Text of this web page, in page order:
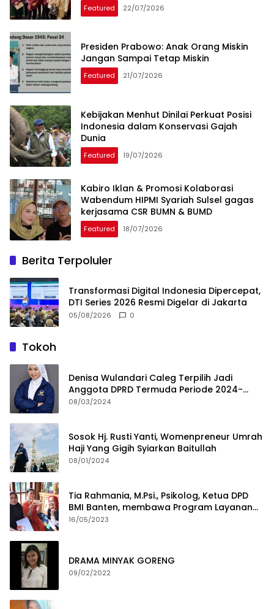
Featured 22/07/2026
Presiden Prabowo: Anak Orang Miskin
Jangan Sampai Tetap Miskin
Featured 21/07/2026
Kebijakan Menhut Dinilai Perkuat Posisi
Indonesia dalam Konservasi Gajah
Dunia
Featured 19/07/2026
Kabiro Iklan & Promosi Kolaborasi
Wabendum HIPMI Syariah Sulsel gagas
kerjasama CSR BUMN & BUMD
Featured 18/07/2026
Berita Terpoluler
Transformasi Digital Indonesia Dipercepat,
DTI Series 2026 Resmi Digelar di Jakarta
05/08/2026 0
Tokoh
Denisa Wulandari Caleg Terpilih Jadi
Anggota DPRD Termuda Periode 2024-
2029
08/03/2024
Sosok Hj. Rusti Yanti, Womenpreneur Umrah
Haji Yang Gigih Syiarkan Baitullah
08/01/2024
Tia Rahmania, M.Psi., Psikolog, Ketua DPD
BMI Banten, membawa Program Layanan
Pembuatan Dokumen Kependudukan
16/05/2023
DRAMA MINYAK GORENG
09/02/2022